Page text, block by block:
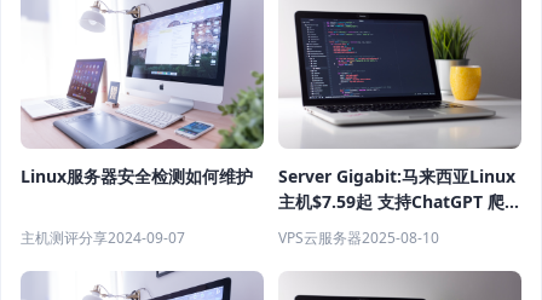
Linux服务器安全检测如何维护
主机测评分享2024-09-07
Server Gigabit:马来西亚Linux
主机$7.59起 支持ChatGPT 爬虫
社交平台 流媒体 100Mbps 不限
流量
VPS云服务器2025-08-10